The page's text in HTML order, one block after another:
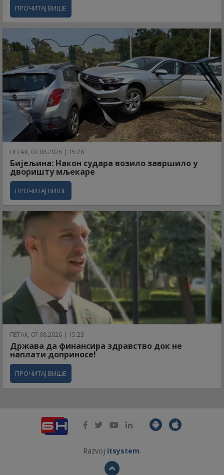
ПРОЧИТАЈ ВИШЕ
ПЕТАК, 07.08.2026 | 15:28
Бијељина: Након судара возило завршило у
дворишту мљекаре
ПРОЧИТАЈ ВИШЕ
ПЕТАК, 07.08.2026 | 15:23
Држава да финансира здравство док не
наплати доприносе!
ПРОЧИТАЈ ВИШЕ
Razvoj itsystem.